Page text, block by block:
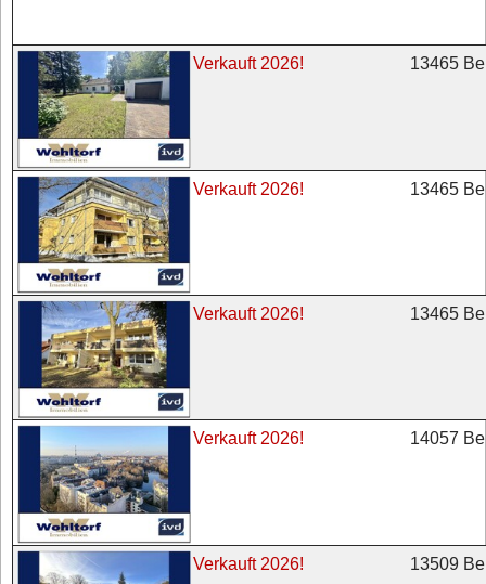
Verkauft 2026! 13465
Verkauft 2026! 13465
Verkauft 2026! 13465
Verkauft 2026! 14057
Verkauft 2026! 13509